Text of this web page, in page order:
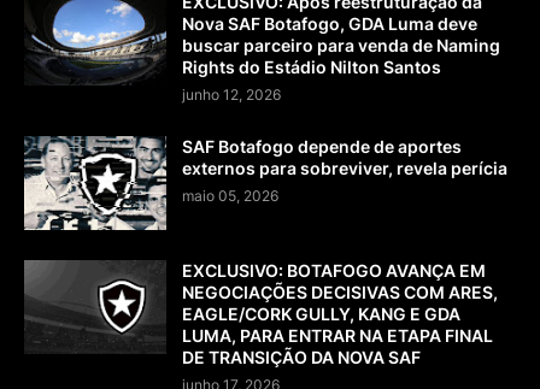
Nova SAF Botafogo, GDA Luma deve
buscar parceiro para venda de Naming
Rights do Estádio Nilton Santos
junho 12, 2026
SAF Botafogo depende de aportes
externos para sobreviver, revela perícia
maio 05, 2026
EXCLUSIVO: BOTAFOGO AVANÇA EM
NEGOCIAÇÕES DECISIVAS COM ARES,
EAGLE/CORK GULLY, KANG E GDA
LUMA, PARA ENTRAR NA ETAPA FINAL
DE TRANSIÇÃO DA NOVA SAF
junho 17, 2026